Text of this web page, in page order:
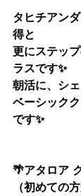
タヒチアン
得と
更にステッ
ラスです✨
朝活に、シ
ベーシック
です✨
🌴アタロア
（初めての